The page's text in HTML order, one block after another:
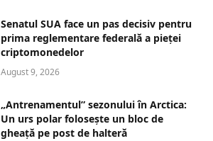
Senatul SUA face un pas decisiv pentru
prima reglementare federală a pieței
criptomonedelor
August 9, 2026
„Antrenamentul” sezonului în Arctica:
Un urs polar folosește un bloc de
gheață pe post de halteră